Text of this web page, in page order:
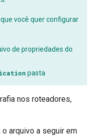
você quer configurar
de propriedades do
pasta
nos roteadores,
o arquivo a seguir em